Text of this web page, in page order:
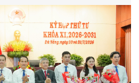
do sắp xếp đơn vị hành chính.